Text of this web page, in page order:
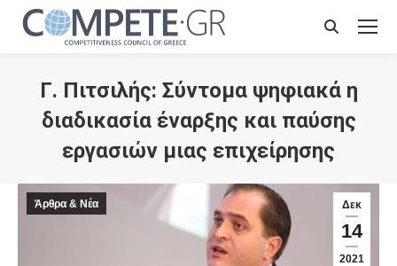
Search:
Γ. Πιτσιλής: Σύντομα ψηφιακά η
διαδικασία έναρξης και παύσης
εργασιών μιας επιχείρησης
Δεκ
14
2021
Άρθρα & Νέα